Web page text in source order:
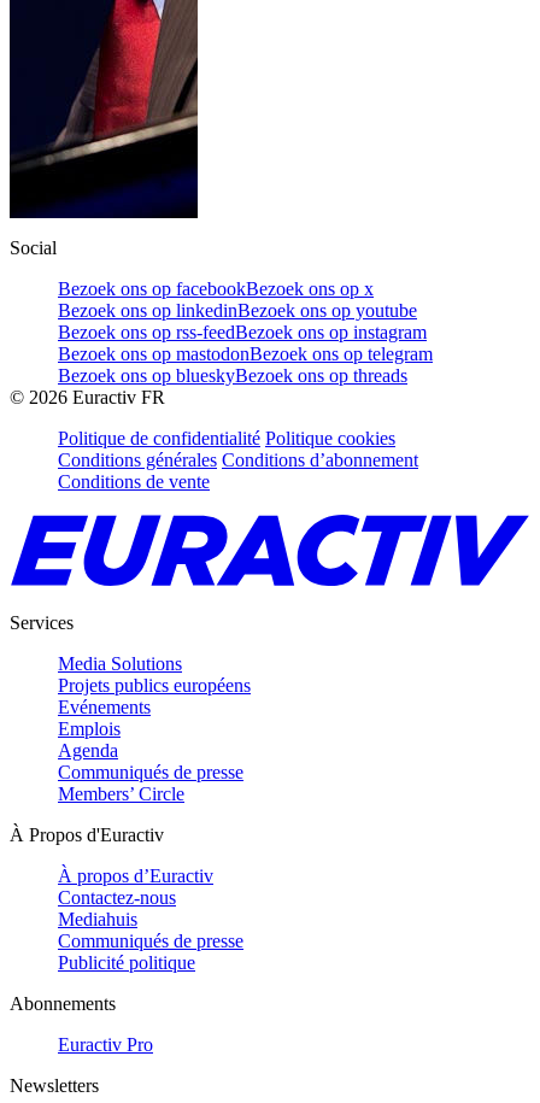
Social
Bezoek ons op facebookBezoek ons op x
Bezoek ons op linkedinBezoek ons op youtube
Bezoek ons op rss-feedBezoek ons op instagram
Bezoek ons op mastodonBezoek ons op telegram
Bezoek ons op blueskyBezoek ons op threads
© 2026 Euractiv FR
Politique de confidentialité Politique cookies
Conditions générales Conditions d’abonnement
Conditions de vente
Services
Media Solutions
Projets publics européens
Evénements
Emplois
Agenda
Communiqués de presse
Members’ Circle
À Propos d'Euractiv
À propos d’Euractiv
Contactez-nous
Mediahuis
Communiqués de presse
Publicité politique
Abonnements
Euractiv Pro
Newsletters